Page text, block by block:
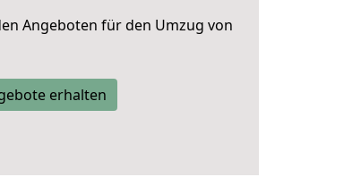
Angeboten für den Umzug von
erhalten